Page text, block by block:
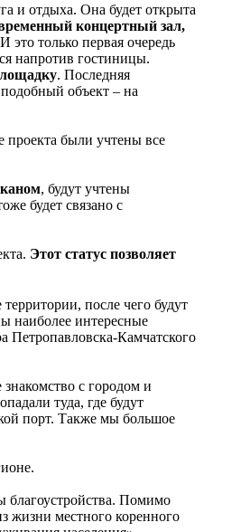
и отдыха. Она будет открыта
концертный зал,
это только первая очередь
напротив гостиницы.
. Последняя
объект – на
проекта были учтены все
, будут учтены
будет связано с
Этот статус позволяет
после чего будут
наиболее интересные
Петропавловска-Камчатского
с городом и
туда, где будут
порт. Также мы большое
благоустройства. Помимо
жизни местного коренного